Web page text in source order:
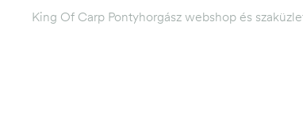
King Of Carp Pontyhorgász webshop és